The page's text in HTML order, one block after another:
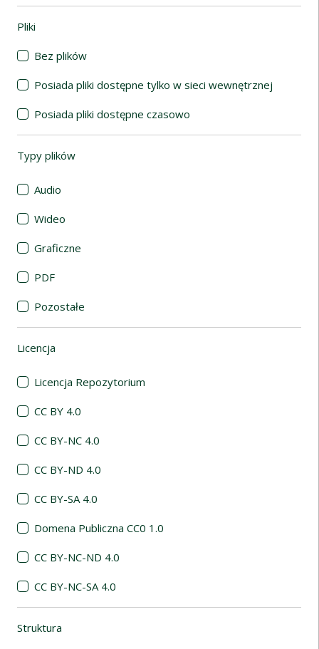
Pliki
Bez plików
Posiada pliki dostępne tylko w sieci wewnętrznej
Posiada pliki dostępne czasowo
Typy plików
Audio
Wideo
Graficzne
PDF
Pozostałe
Licencja
Licencja Repozytorium
CC BY 4.0
CC BY-NC 4.0
CC BY-ND 4.0
CC BY-SA 4.0
Domena Publiczna CC0 1.0
CC BY-NC-ND 4.0
CC BY-NC-SA 4.0
Struktura